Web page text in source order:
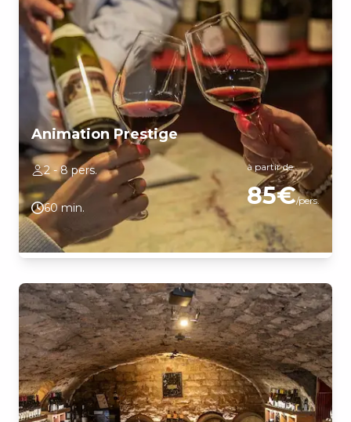
Découvrez les prestigieuses appellations de Bourgogne avec 1
Fixin village (rouge pou blanc), 1 Meursault Premier Cru, 1
2 - 8 pers.
60 min.
à partir de
85€/pers.
Animation Prestige